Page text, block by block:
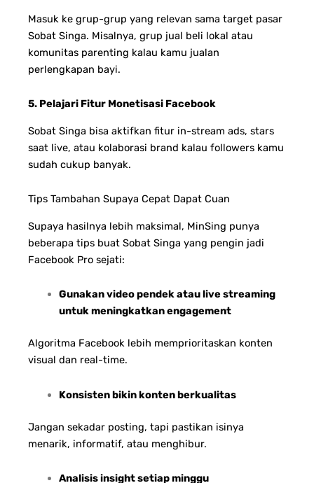
Masuk ke grup-grup yang relevan sama target pasar
Sobat Singa. Misalnya, grup jual beli lokal atau
komunitas parenting kalau kamu jualan
perlengkapan bayi.
5. Pelajari Fitur Monetisasi Facebook
Sobat Singa bisa aktifkan fitur in-stream ads, stars
saat live, atau kolaborasi brand kalau followers kamu
sudah cukup banyak.
Tips Tambahan Supaya Cepat Dapat Cuan
Supaya hasilnya lebih maksimal, MinSing punya
beberapa tips buat Sobat Singa yang pengin jadi
Facebook Pro sejati:
Gunakan video pendek atau live streaming
untuk meningkatkan engagement
Algoritma Facebook lebih memprioritaskan konten
visual dan real-time.
Konsisten bikin konten berkualitas
Jangan sekadar posting, tapi pastikan isinya
menarik, informatif, atau menghibur.
Analisis insight setiap minggu